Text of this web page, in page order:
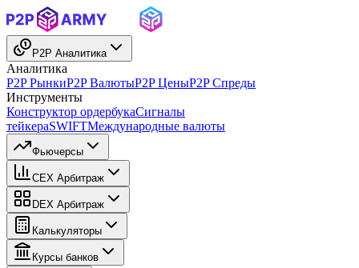
P2P Аналитика
Аналитика
P2P РынкиP2P ВалютыP2P ЦеныP2P Спреды
Инструменты
Конструктор ордербукаСигналы
тейкераSWIFTМеждународные валюты
Фьючерсы
CEX Арбитраж
DEX Арбитраж
Калькуляторы
Курсы банков